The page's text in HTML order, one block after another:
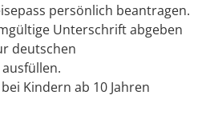
persönlich beantragen.
Unterschrift abgeben
deutschen
Kindern ab 10 Jahren